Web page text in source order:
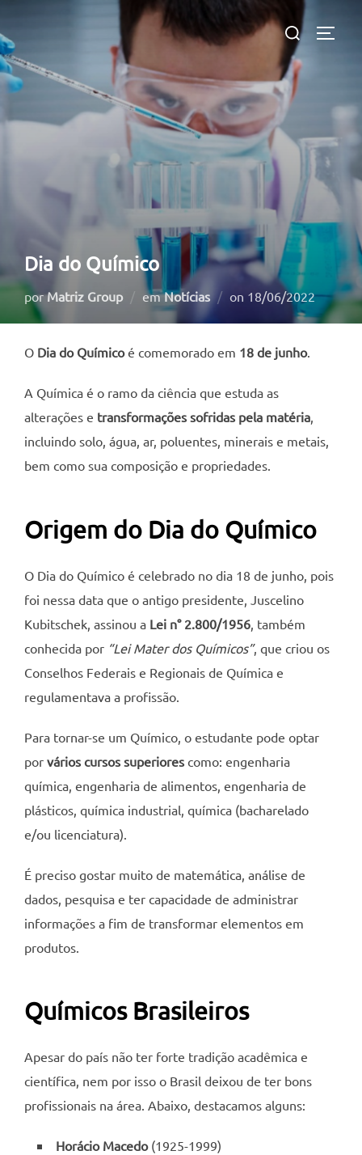
para
o
conteúdo
Pesquisar
por:
Dia do Químico
porMatriz Group emNotícias on Postado
18/06/2022
O Dia do Químicoé comemorado em 18 de junho.
A Química é o ramo da ciência que estuda as
alterações e transformações sofridas pela matéria,
incluindo solo, água, ar, poluentes, minerais e metais,
bem como sua composição e propriedades.
Origem do Dia do Químico
O Dia do Químico é celebrado no dia 18 de junho, pois
foi nessa data que o antigo presidente, Juscelino
Kubitschek, assinou a Lei n° 2.800/1956 , também
conhecida por “Lei Mater dos Químicos”, que criou os
Conselhos Federais e Regionais de Química e
regulamentava a profissão.
Para tornar-se um Químico, o estudante pode optar
por vários cursos superiores como: engenharia
química, engenharia de alimentos, engenharia de
plásticos, química industrial, química (bacharelado
e/ou licenciatura).
É preciso gostar muito de matemática, análise de
dados, pesquisa e ter capacidade de administrar
informações a fim de transformar elementos em
produtos.
Químicos Brasileiros
Apesar do país não ter forte tradição acadêmica e
científica, nem por isso o Brasil deixou de ter bons
profissionais na área. Abaixo, destacamos alguns:
Horácio Macedo(1925-1999)